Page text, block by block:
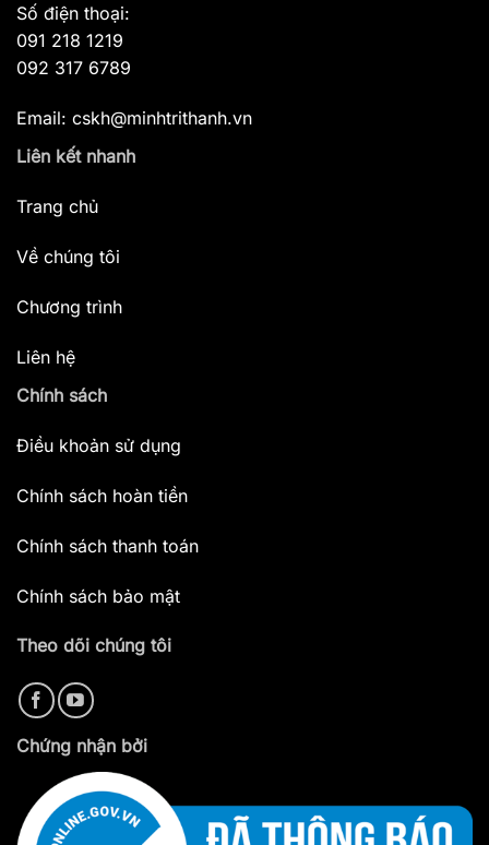
Số điện thoại:
091 218 1219
092 317 6789
Email: cskh@minhtrithanh.vn
Liên kết nhanh
Trang chủ
Về chúng tôi
Chương trình
Liên hệ
Chính sách
Điều khoản sử dụng
Chính sách hoàn tiền
Chính sách thanh toán
Chính sách bảo mật
Theo dõi chúng tôi
Chứng nhận bởi